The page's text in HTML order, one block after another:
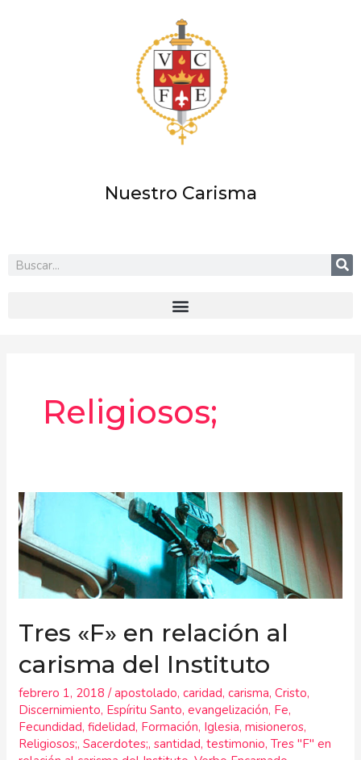
Nuestro Carisma
Religiosos;
Tres «F» en relación al
carisma del Instituto
febrero 1, 2018/apostolado,caridad,carisma,Cristo,
Discernimiento, Espíritu Santo,evangelización, Fe,
Fecundidad,fidelidad, Formación, Iglesia,misioneros,
Religiosos;,Sacerdotes;,santidad,testimonio,Tres "F" en
Tres
«F»
en
relación
carisma
del
Instituto